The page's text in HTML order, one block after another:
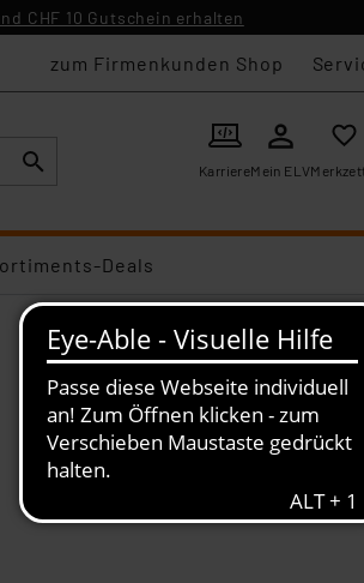
CHF 10 Gutschein erhalten
zum Firmenkunden Shop
KarriereMein ELV
Deals